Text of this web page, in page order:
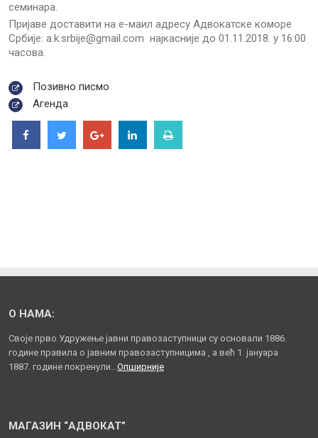
семинара.
Пријаве доставити на е-маил адресу Адвокатске коморе
Србије: a.k.srbije@gmail.com најкасније до 01.11.2018. у 16:00
часова.
Позивно писмо
Агенда
О НАМА:
Своје прво Удружење јавни правозаступници су основали 1886.
године правила о јавним правозаступницима , а већ 1. јануара
1887. године покренули…Опширније
МАГАЗИН “АДВОКАТ”